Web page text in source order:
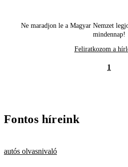
Ne maradjon le a Magyar Nemzet
mindennap!
Feliratkozom a
1
Fontos híreink
autós olvasnivaló